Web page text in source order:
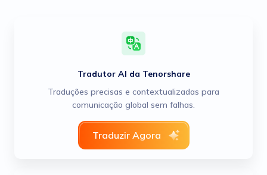
Tradutor AI da Tenorshare
Traduções precisas e contextualizadas para
comunicação global sem falhas.
Traduzir Agora